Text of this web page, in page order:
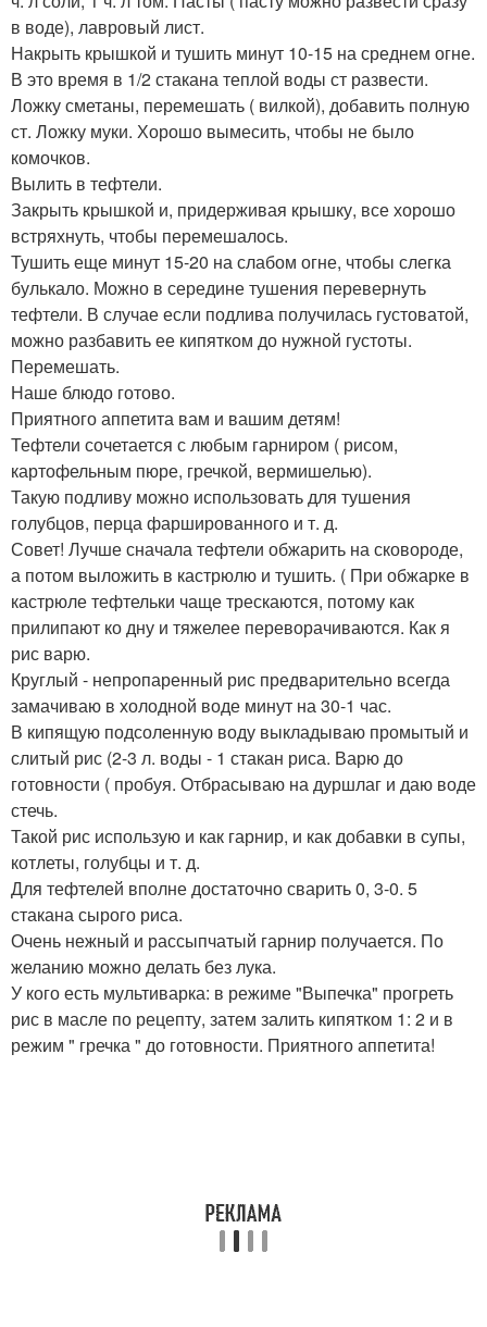
в воде), лавровый лист.
Накрыть крышкой и тушить минут 10-15 на среднем огне.
В это время в 1/2 стакана теплой воды ст развести.
Ложку сметаны, перемешать ( вилкой), добавить полную
ст. Ложку муки. Хорошо вымесить, чтобы не было
комочков.
Вылить в тефтели.
Закрыть крышкой и, придерживая крышку, все хорошо
встряхнуть, чтобы перемешалось.
Тушить еще минут 15-20 на слабом огне, чтобы слегка
булькало. Можно в середине тушения перевернуть
тефтели. В случае если подлива получилась густоватой,
можно разбавить ее кипятком до нужной густоты.
Перемешать.
Наше блюдо готово.
Приятного аппетита вам и вашим детям!
Тефтели сочетается с любым гарниром ( рисом,
картофельным пюре, гречкой, вермишелью).
Такую подливу можно использовать для тушения
голубцов, перца фаршированного и т. д.
Совет! Лучше сначала тефтели обжарить на сковороде,
а потом выложить в кастрюлю и тушить. ( При обжарке в
кастрюле тефтельки чаще трескаются, потому как
прилипают ко дну и тяжелее переворачиваются. Как я
рис варю.
Круглый - непропаренный рис предварительно всегда
замачиваю в холодной воде минут на 30-1 час.
В кипящую подсоленную воду выкладываю промытый и
слитый рис (2-3 л. воды - 1 стакан риса. Варю до
готовности ( пробуя. Отбрасываю на дуршлаг и даю воде
стечь.
Такой рис использую и как гарнир, и как добавки в супы,
котлеты, голубцы и т. д.
Для тефтелей вполне достаточно сварить 0, 3-0. 5
стакана сырого риса.
Очень нежный и рассыпчатый гарнир получается. По
желанию можно делать без лука.
У кого есть мультиварка: в режиме "Выпечка" прогреть
рис в масле по рецепту, затем залить кипятком 1: 2 и в
режим " гречка " до готовности. Приятного аппетита!